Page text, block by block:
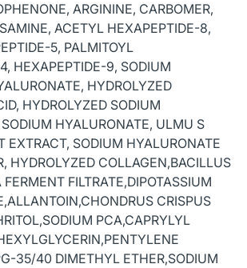
ARGININE, CARBOMER,
ACETYL HEXAPEPTIDE-8,
5, PALMITOYL
HEXAPEPTIDE-9, SODIUM
HYDROLYZED
HYDROLYZED SODIUM
HYALURONATE, ULMU S
EXTRACT, SODIUM HYALURONATE
HYDROLYZED COLLAGEN,BACILLUS
FERMENT FILTRATE,DIPOTASSIUM
CRISPUS
PCA,CAPRYLYL
35/40 DIMETHYL ETHER,SODIUM